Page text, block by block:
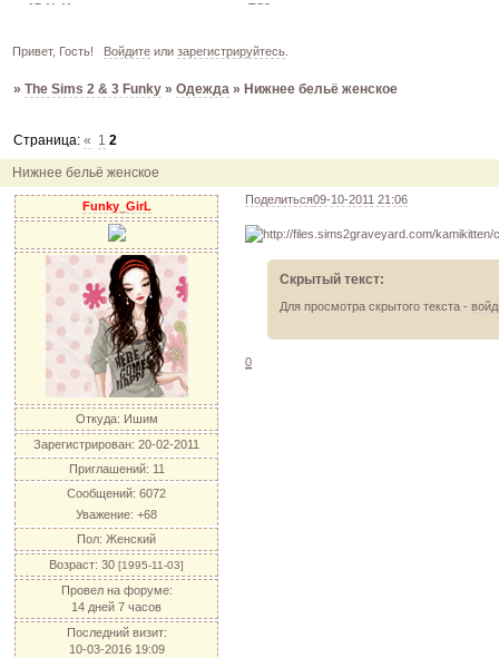
17.11.11
извлекаем меш. TS3
15.11.11
урок
создаём свою обувь! TS3
03.10.11
инфо
город из GTA VC в игре TS3
12.04.11
инфо
04.04.11
акция
акция "Друг"
04.04.11
акция акция "Downloads"
Привет, Гость! Войдитеили зарегистрируйтесь.
»The Sims 2 & 3 Funky »Одежда » Нижнее бельё женское
Нижнее бельё женское
Страница:« 1 2
Поделиться09-10-2011 21:06
Funky_GirL
Откуда: Ишим
Зарегистрирован: 20-02-2011
Приглашений: 11
Сообщений: 6072
Уважение: +68
Пол: Женский
Возраст: 30 [1995-11-03]
Провел на форуме:
14 дней 7 часов
Последний визит:
10-03-2016 19:09
Скрытый текст:
Для просмотра скрытого текста -
0